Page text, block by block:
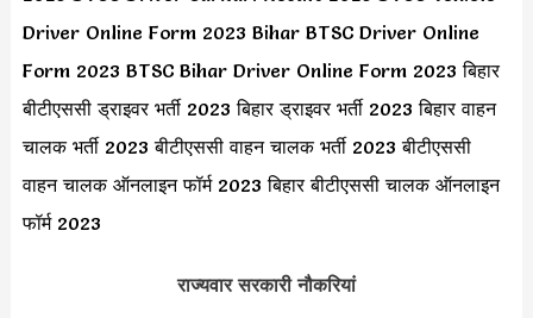
Driver Online Form 2023 Bihar BTSC Driver Online
Form 2023 BTSC Bihar Driver Online Form 2023 बिहार
बीटीएससी ड्राइवर भर्ती 2023 बिहार ड्राइवर भर्ती 2023 बिहार वाहन
चालक भर्ती 2023 बीटीएससी वाहन चालक भर्ती 2023 बीटीएससी
वाहन चालक ऑनलाइन फॉर्म 2023 बिहार बीटीएससी चालक ऑनलाइन
फॉर्म 2023
राज्यवार सरकारी नौकरियां